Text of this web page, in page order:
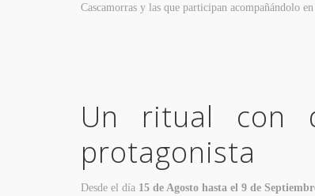
Cascamorras y las que participan acompañándolo en
Un ritual con
protagonista
Desde el día 15 de Agosto hasta el 9 de